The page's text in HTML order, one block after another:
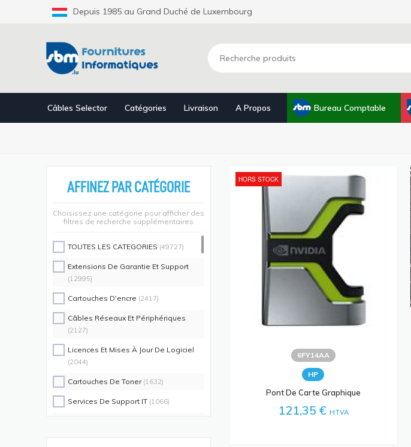
Depuis 1985 au Grand Duché de Luxembourg
Câbles Selector Catégories Livraison A Propos Bureau Comptable
AFFINEZ PAR CATÉGORIE
Choisissez une catégorie pour afficher des
filtres de recherche supplémentaires
TOUTES LES CATEGORIES (49727)
Extensions De Garantie Et Support
(12995)
Cartouches D'encre (2417)
Câbles Réseaux Et Périphériques
(2127)
Licences Et Mises À Jour De Logiciel
(2044)
Cartouches De Toner (1632)
Services De Support IT (1066)
HORS STOCK
6FY14AA
HP
Pont De Carte Graphique
121,35 € HTVA